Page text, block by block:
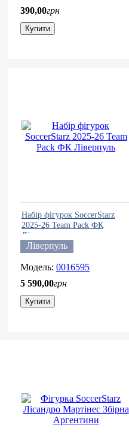
390,00грн
Купити
Набір фігурок SoccerStarz
2025-26 Team Pack ФК
Ліверпуль
Ліверпуль
0016595
5 590,00грн
Купити